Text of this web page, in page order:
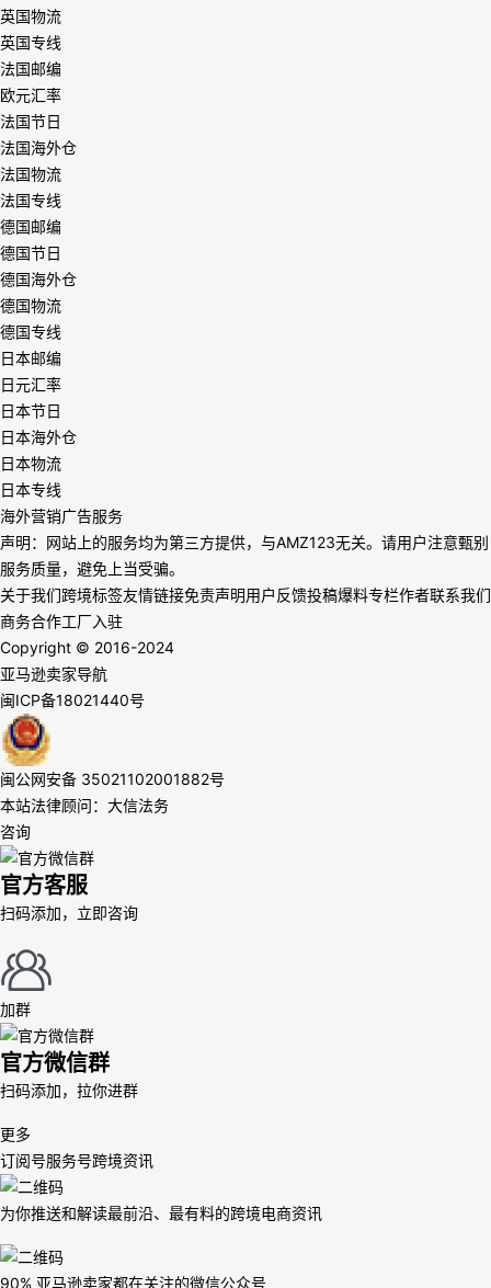
英国物流
英国专线
法国邮编
欧元汇率
法国节日
法国海外仓
法国物流
法国专线
德国邮编
德国节日
德国海外仓
德国物流
德国专线
日本邮编
日元汇率
日本节日
日本海外仓
日本物流
日本专线
海外营销广告服务
声明：网站上的服务均为第三方提供，与AMZ123无关。请用户注意甄别
服务质量，避免上当受骗。
关于我们跨境标签友情链接免责声明用户反馈投稿爆料专栏作者联系我们
商务合作工厂入驻
Copyright © 2016-2024
亚马逊卖家导航
闽ICP备18021440号
闽公网安备 35021102001882号
本站法律顾问：大信法务
咨询
官方客服
扫码添加，立即咨询
加群
官方微信群
扫码添加，拉你进群
更多
订阅号服务号跨境资讯
为你推送和解读最前沿、最有料的跨境电商资讯
90% 亚马逊卖家都在关注的微信公众号